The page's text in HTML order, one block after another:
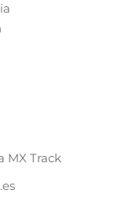
MX Track